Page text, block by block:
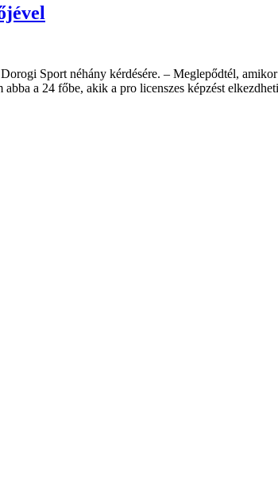
Sport néhány kérdésére. – Meglepődtél,
a 24 főbe, akik a pro licenszes képzést